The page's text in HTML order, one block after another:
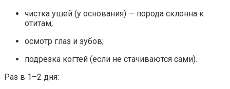
чистка ушей (у основания) — порода склонна к
отитам;
осмотр глаз и зубов;
подрезка когтей (если не стачиваются сами).
Раз в 1–2 дня: